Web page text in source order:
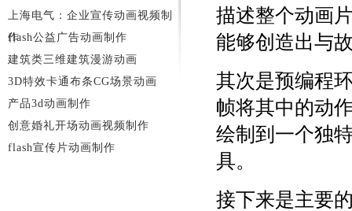
描述整个动画
能够创造出与
其次是预编程
帧将其中的动
绘制到一个独
具。
接下来是主要
上海电气：企业宣传动画视频制
作
flash公益广告动画制作
建筑类三维建筑漫游动画
3D特效卡通布条CG场景动画
产品3d动画制作
创意婚礼开场动画视频制作
flash宣传片动画制作